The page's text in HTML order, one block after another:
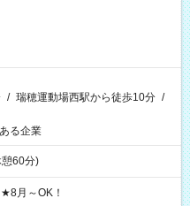
/ 瑞穂運動場西駅から徒歩10分 /
る企業
60分)
月～OK！